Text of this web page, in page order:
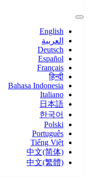
English
العربية
Deutsch
Español
Français
हिन्दी
Bahasa Indonesia
Italiano
日本語
한국어
Polski
Português
Tiếng Việt
中文(简体)
中文(繁體)